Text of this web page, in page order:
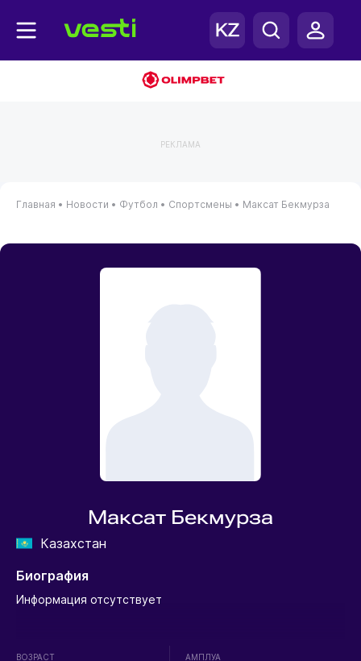
РЕКЛАМА
Главная • Новости • Футбол • Спортсмены • Максат Бекмурза
Максат Бекмурза
Казахстан
Биография
Информация отсутствует
ВОЗРАСТ АМПЛУА